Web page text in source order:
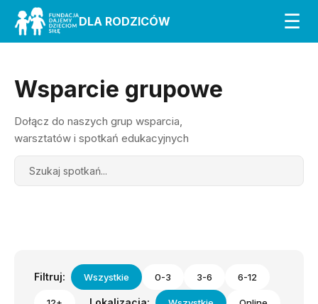
DLA RODZICÓW ☰
Wsparcie grupowe
Dołącz do naszych grup wsparcia,
warsztatów i spotkań edukacyjnych
Search
Filtruj: Wszystkie 0-3 3-6 6-12